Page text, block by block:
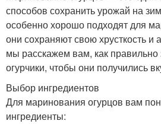
способов сохранить урожай на
особенно хорошо подходят для
они сохраняют свою хрусткость и
мы расскажем вам, как
огурчики, чтобы они получились
Выбор ингредиентов
Для маринования огурцов вам
ингредиенты: